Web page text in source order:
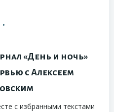
•
«День и ночь»
с Алексеем
с избранными текстами